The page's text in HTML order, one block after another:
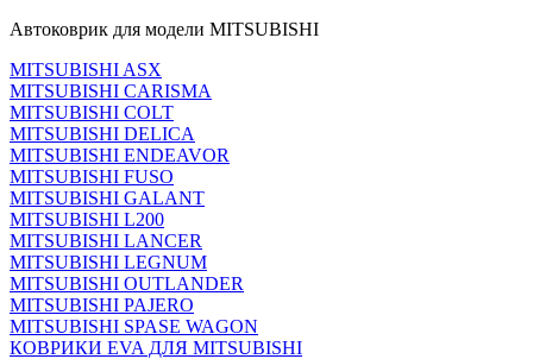
Автоковрик для модели MITSUBISHI
MITSUBISHI ASX
MITSUBISHI CARISMA
MITSUBISHI COLT
MITSUBISHI DELICA
MITSUBISHI ENDEAVOR
MITSUBISHI FUSO
MITSUBISHI GALANT
MITSUBISHI L200
MITSUBISHI LANCER
MITSUBISHI LEGNUM
MITSUBISHI OUTLANDER
MITSUBISHI PAJERO
MITSUBISHI SPASE WAGON
КОВРИКИ EVA ДЛЯ MITSUBISHI